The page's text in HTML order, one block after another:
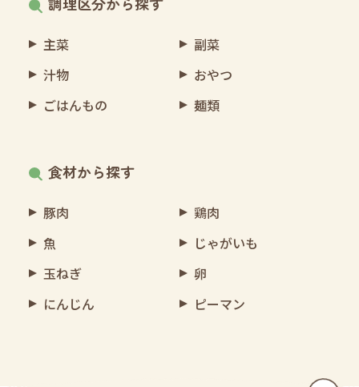
主菜
副菜
汁物
おやつ
ごはんもの
麺類
食材から探す
豚肉
鶏肉
魚
じゃがいも
玉ねぎ
卵
にんじん
ピーマン